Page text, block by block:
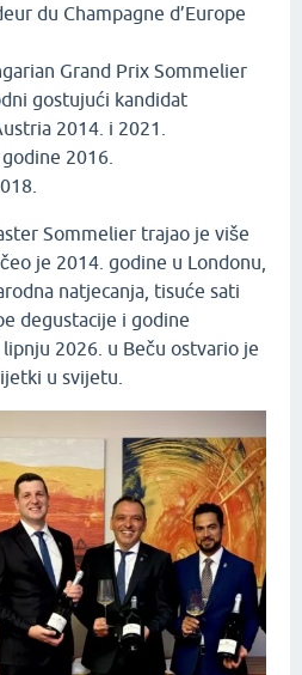
du Champagne d’Europe
Grand Prix Sommelier
gostujući kandidat
2014. i 2021.
2016.
Sommelier trajao je više
je 2014. godine u Londonu,
natjecanja, tisuće sati
degustacije i godine
2026. u Beču ostvario je
u svijetu.